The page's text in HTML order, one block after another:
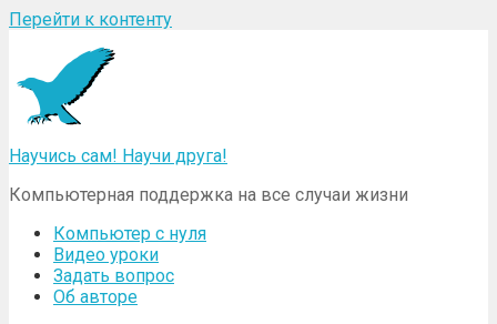
Перейти к контенту
Научись сам! Научи друга!
Компьютерная поддержка на все случаи жизни
Компьютер с нуля
Видео уроки
Задать вопрос
Об авторе